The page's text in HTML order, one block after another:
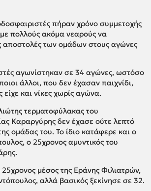
πήραν χρόνο συμμετοχής
πολλούς ακόμα νεαρούς να
αποστολές των ομάδων στους αγώνες
αγωνίστηκαν σε 34 αγώνες, ωστόσο
άλλοι, που δεν έχασαν παιχνίδι,
και νίκες χωρίς αγώνα.
τερματοφύλακας του
Καραργύρης δεν έχασε ούτε λεπτό
ομάδας του. Το ίδιο κατάφερε και ο
ο 25χρονος αμυντικός του
25χρονος μέσος της Εράνης Φιλιατρών,
αλλά βασικός ξεκίνησε σε 32.